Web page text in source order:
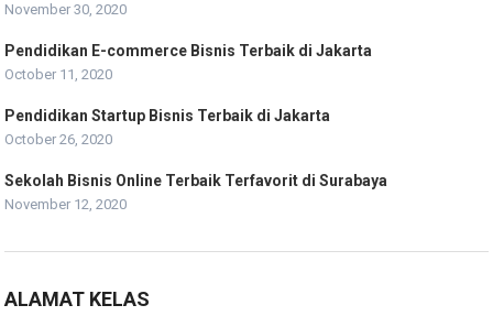
November 30, 2020
Pendidikan E-commerce Bisnis Terbaik di Jakarta
October 11, 2020
Pendidikan Startup Bisnis Terbaik di Jakarta
October 26, 2020
Sekolah Bisnis Online Terbaik Terfavorit di Surabaya
November 12, 2020
ALAMAT KELAS